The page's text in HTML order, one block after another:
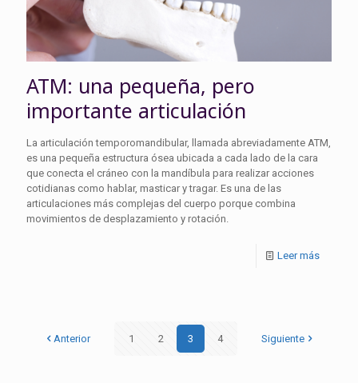
ATM: una pequeña, pero
importante articulación
La articulación temporomandibular, llamada abreviadamente ATM,
es una pequeña estructura ósea ubicada a cada lado de la cara
que conecta el cráneo con la mandíbula para realizar acciones
cotidianas como hablar, masticar y tragar. Es una de las
articulaciones más complejas del cuerpo porque combina
movimientos de desplazamiento y rotación.
Leer más
Anterior 1 2 3 4 Siguiente